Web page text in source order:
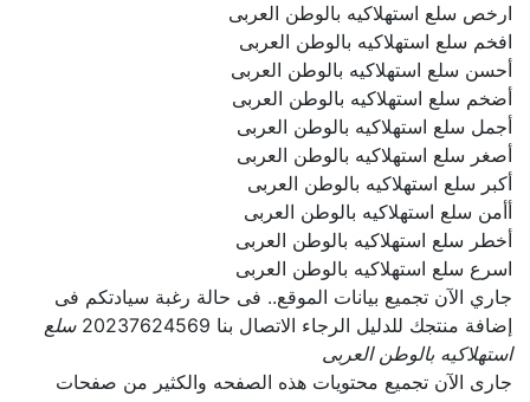
ارخص سلع استهلاكيه بالوطن العربى
افخم سلع استهلاكيه بالوطن العربى
أحسن سلع استهلاكيه بالوطن العربى
أضخم سلع استهلاكيه بالوطن العربى
أجمل سلع استهلاكيه بالوطن العربى
أصغر سلع استهلاكيه بالوطن العربى
أكبر سلع استهلاكيه بالوطن العربى
أأمن سلع استهلاكيه بالوطن العربى
أخطر سلع استهلاكيه بالوطن العربى
اسرع سلع استهلاكيه بالوطن العربى
جاري الآن تجميع بيانات الموقع.. فى حالة رغبة سيادتكم فى
إضافة منتجك للدليل الرجاء الاتصال بنا 20237624569
سلع
استهلاكيه بالوطن العربى
جارى الآن تجميع محتويات هذه الصفحه والكثير من صفحات